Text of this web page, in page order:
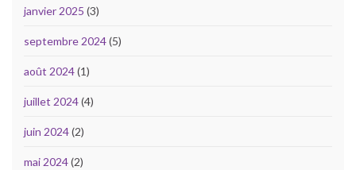
janvier 2025 (3)
septembre 2024(5)
août 2024(1)
juillet 2024(4)
juin 2024(2)
mai 2024(2)